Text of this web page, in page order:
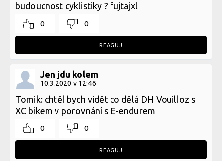
budoucnost cyklistiky ? fujtajxl
0 0
REAGUJ
Jen jdu kolem
10.3.2020 v 12:46
Tomik: chtěl bych vidět co dělá DH Vouilloz s
XC bikem v porovnání s E-endurem
0 0
REAGUJ